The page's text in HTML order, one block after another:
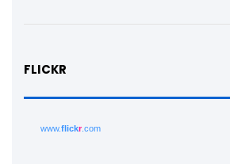
FLICKR
www.flickr.com